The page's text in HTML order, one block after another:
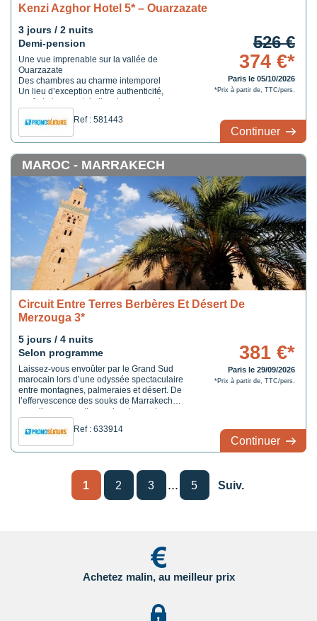
Kenzi Azghor Hotel 5* – Ouarzazate
3 jours / 2 nuits
Demi-pension
Une vue imprenable sur la vallée de
Ouarzazate
Des chambres au charme intemporel
Un lieu d’exception entre authenticité,
confort et respect de l’environnement
Ref : 581443
526 €
374 €*
Paris le 05/10/2026
*Prix à partir de, TTC/pers.
Continuer
MAROC - MARRAKECH
Circuit Entre Terres Berbères Et Désert De
Merzouga 3*
5 jours / 4 nuits
Selon programme
Laissez-vous envoûter par le Grand Sud
marocain lors d’une odyssée spectaculaire
entre montagnes, palmeraies et désert. De
l’effervescence des souks de Marrakech
aux silences mystiques des dunes de
immersion totale au cœur des paysages les
plus emblématiques du Royaume, là où la
terre ocre rencontre l'azur du ciel.
Ref : 633914
381 €*
Paris le 29/09/2026
*Prix à partir de, TTC/pers.
Continuer
1 2 3 ... 5 Suiv.
Achetez malin, au meilleur prix